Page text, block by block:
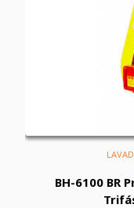
BH-6100 BR